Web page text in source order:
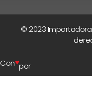
© 2023 Importadora
Con♥por